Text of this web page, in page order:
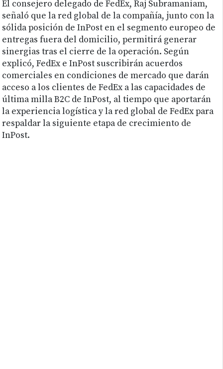
El consejero delegado de FedEx, Raj Subramaniam,
señaló que la red global de la compañía, junto con la
sólida posición de InPost en el segmento europeo de
entregas fuera del domicilio, permitirá generar
sinergias tras el cierre de la operación. Según
explicó, FedEx e InPost suscribirán acuerdos
comerciales en condiciones de mercado que darán
acceso a los clientes de FedEx a las capacidades de
última milla B2C de InPost, al tiempo que aportarán
la experiencia logística y la red global de FedEx para
respaldar la siguiente etapa de crecimiento de
InPost.